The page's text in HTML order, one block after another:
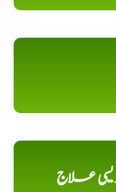
علاج